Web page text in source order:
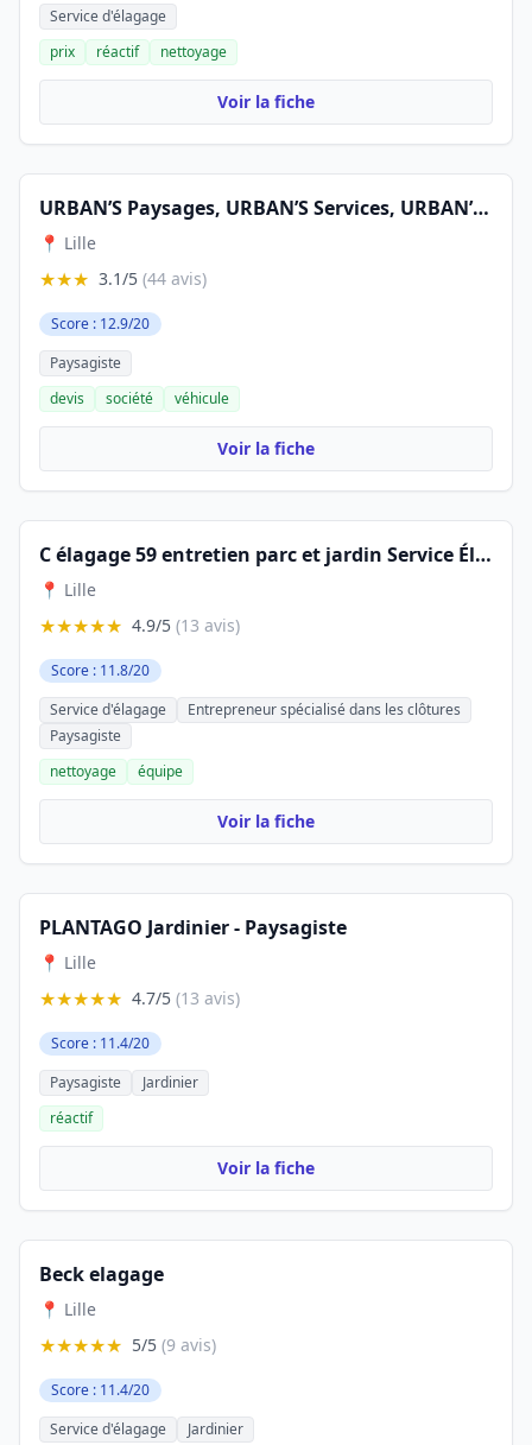
Service d'élagage
prix
réactif nettoyage
Voir la fiche
URBAN’S Paysages, URBAN’S Services, URBAN’S Création, URBAN’S Equipement
📍 Lille
★★★ 3.1/5 (44 avis)
Score : 12.9/20
Paysagiste
devis
société véhicule
Voir la fiche
C élagage 59 entretien parc et jardin Service Élagage Abattage d’arbres, taille de haie paysagiste, 59000 lille
📍 Lille
★★★★★ 4.9/5 (13 avis)
Score : 11.8/20
Service d'élagage
Entrepreneur spécialisé dans les clôtures
Paysagiste
nettoyage
équipe
Voir la fiche
PLANTAGO Jardinier - Paysagiste
📍 Lille
★★★★★ 4.7/5 (13 avis)
Score : 11.4/20
Paysagiste
Jardinier
réactif
Voir la fiche
Beck elagage
📍 Lille
★★★★★ 5/5 (9 avis)
Score : 11.4/20
Service d'élagage
Jardinier